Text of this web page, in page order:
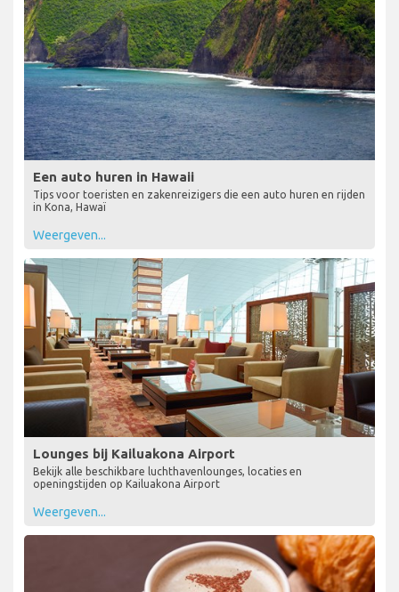
Een auto huren in Hawaii
Tips voor toeristen en zakenreizigers die een auto huren en rijden
in Kona, Hawaï
Weergeven...
Lounges bij Kailuakona Airport
Bekijk alle beschikbare luchthavenlounges, locaties en
openingstijden op Kailuakona Airport
Weergeven...